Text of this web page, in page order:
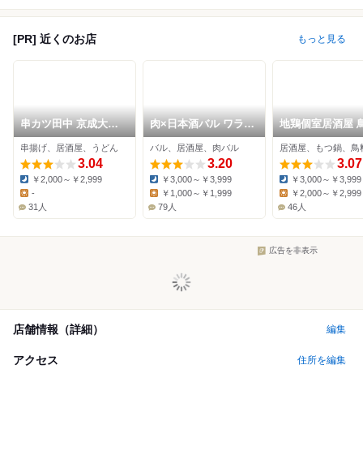
[PR] 近くのお店 もっと見る
串カツ田中 京成大久
保店
串揚げ、居酒屋、うどん
3.04
Dinner:
￥2,000～￥2,999
Lunch:
-
31人
肉×日本酒バル ワラカ
ド 津田沼店
バル、居酒屋、肉バル
3.20
Dinner:
￥3,000～￥3,999
Lunch:
￥1,000～￥1,999
79人
地鶏個室居酒屋
わ 津田沼店
居酒屋、もつ鍋、鳥
3.07
Dinner:
￥3,000～￥3,999
Lunch:
￥2,000～￥2,999
46人
広告を非表示
店舗情報（詳細） 編集
アクセス 住所を編集